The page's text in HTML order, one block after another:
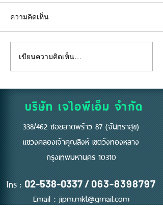
"คีย์การ์ด" ไม่ใช่แค่แผ่น
พลาสติก... แต่คือ "ด่าน
แรก" ของความปลอดภัย
ความคิดเห็น
เขียนความคิดเห็น…
บริษัท เจไอพีเอ็ม จำกัด
338/462 ซอยลาดพร้าว 87 (จันทราสุข)
แขวงคลองเจ้าคุณสิงห์ เขตวังทองหลาง
กรุงเทพมหานคร 10310
โทร : 02-538-0337 / 063-8398797
Email : jipm.mkt@gmail.com